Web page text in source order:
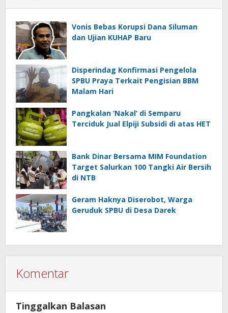
Vonis Bebas Korupsi Dana Siluman
dan Ujian KUHAP Baru
Disperindag Konfirmasi Pengelola
SPBU Praya Terkait Pengisian BBM
Malam Hari
Pangkalan ‘Nakal’ di Semparu
Terciduk Jual Elpiji Subsidi di atas HET
Bank Dinar Bersama MIM Foundation
Target Salurkan 100 Tangki Air Bersih
di NTB
Geram Haknya Diserobot, Warga
Geruduk SPBU di Desa Darek
Komentar
Tinggalkan Balasan